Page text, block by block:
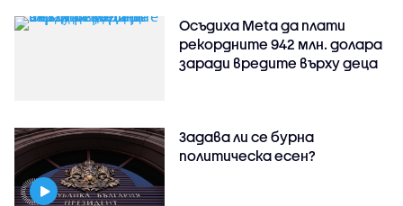
Осъдиха Meta да плати
рекордните 942 млн. долара
заради вредите върху деца
Задава ли се бурна
политическа есен?